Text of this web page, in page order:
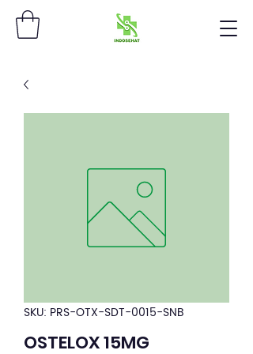
SKU: PRS-OTX-SDT-0015-SNB
OSTELOX 15MG